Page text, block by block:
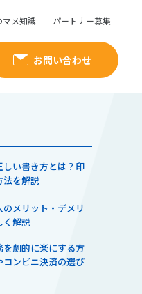
マメ知識 パートナー募集
お問い合わせ
い書き方とは？印
法を解説
メリット・デメリ
く解説
劇的に楽にする方
ンビニ決済の選び